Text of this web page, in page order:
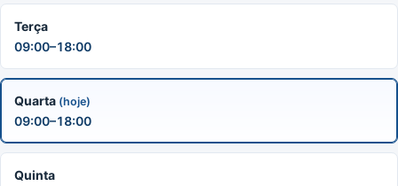
Terça
09:00–18:00
Quarta (hoje)
09:00–18:00
Quinta